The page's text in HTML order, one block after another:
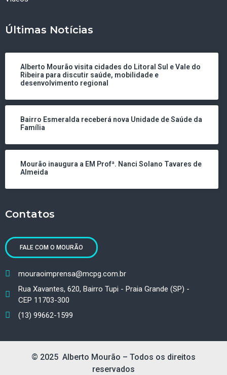
Últimas Notícias
Alberto Mourão visita cidades do Litoral Sul e Vale do
Ribeira para discutir saúde, mobilidade e
desenvolvimento regional
Bairro Esmeralda receberá nova Unidade de Saúde da
Família
Mourão inaugura a EM Profª. Nanci Solano Tavares de
Almeida
Contatos
FALE COM O MOURÃO
mouraoimprensa@mcpg.com.br
Rua Xavantes, 620, Bairro Tupi - Praia Grande (SP) -
CEP 11703-300
(13) 99662-1599
© 2025 Alberto Mourão – Todos os direitos
reservados